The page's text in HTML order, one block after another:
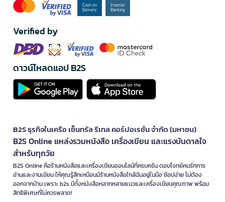
Verified by
ดาวน์โหลดแอป B2S
B2S ธุรกิจในเครือ เซ็นทรัล รีเทล คอร์ปอเรชั่น จำกัด (มหาชน)
B2S Online แหล่งรวมหนังสือ เครื่องเขียน และแรงบันดาลใจ
สำหรับทุกวัย
B2S Online คือร้านหนังสือและเครื่องเขียนออนไลน์ที่ครบครัน ตอบโจทย์คนรักการ
อ่านและงานเขียน ให้คุณรู้สึกเหมือนมีร้านหนังสือใกล้ฉันอยู่ในมือ ช้อปง่าย ไม่ต้อง
ออกจากบ้าน เพราะ b2s มีทั้งหนังสือหลากหลายแนวและเครื่องเขียนคุณภาพ พร้อม
สิทธิพิเศษที่ไม่ควรพลาด!